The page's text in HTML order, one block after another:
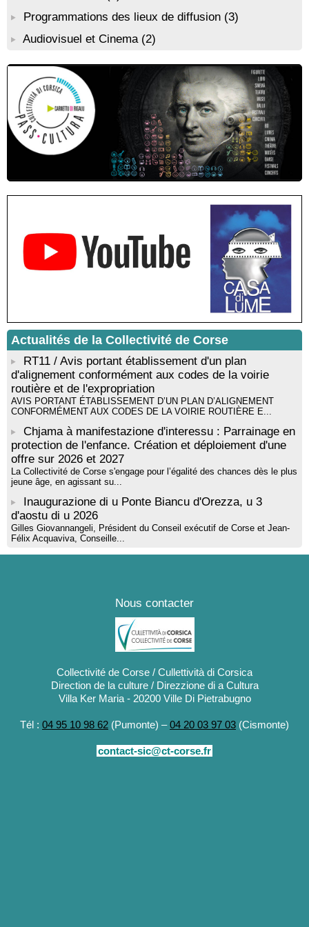
! Événement reporté ! Rencontre / dédicace avec l'auteure
Diane Egault autour de son livre “Memento vivere” - Mediateca
territuriale di Santa Lucia di Tallà
Conférence théâtralisée : "1943, le réveil de la Corse" animée
par Benjamin Casinelli - Salle A Scena - Santa Lucia di
Portivechju
Conférence théâtralisée : "Théodore, l’homme qui voulut être
roi des Corses" animée par Benjamin Casinelli - Salle du Conseil
municipal - Zonza
Conférence : "Pratiques magico-religieuses et rituels de
protection de la Corse agro-pastorale" animée par Jean-Jacques
Andreani - Bucugnà / Zonza
Residenza di scrittura di Angela Nicolai, Trà Corsica è
Sardegna - Mediateca di castagniccia Mare è monti - I Fulelli
Résidence d’écriture et de recherche de l’écrivaine Cécilia
Castelli - Institut Mémoires de l'Edition Contemporaine - Caen /
Médiathèque de Castagniccia Mare et Monti - I Fulelli
Rencontre / dédicace avec Lucrèce Luciani autour de son
livre « La ballade du pendu du Niolu» - Mediateca territuriale di
Mise en musique d’un livre jeunesse par Annik Meschinet,
musicienne pédagogue : Ateliers d’expression sonore, vocale,
Tallà
! Événement reporté ! Cycle de conférences peinture animé
par Alexandre Dominati - Mediateca territuriale di Santa Lucia di
Tallà
Biennale d’art contemporain de Bonifacio, portée par
l’organisation De Renava : "Nimu Dormi" - Bunifaziu
Programmations des lieux de diffusion (3)
Audiovisuel et Cinema (2)
Actualités de la Collectivité de Corse
RT11 / Avis portant établissement d'un plan
d'alignement conformément aux codes de la voirie
routière et de l'expropriation
AVIS PORTANT ÉTABLISSEMENT D’UN PLAN D’ALIGNEMENT
CONFORMÉMENT AUX CODES DE LA VOIRIE ROUTIÈRE E...
Chjama à manifestazione d'interessu : Parrainage en
protection de l'enfance. Création et déploiement d'une
offre sur 2026 et 2027
La Collectivité de Corse s'engage pour l’égalité des chances dès le plus
jeune âge, en agissant su...
Inaugurazione di u Ponte Biancu d'Orezza, u 3
d'aostu di u 2026
Gilles Giovannangeli, Président du Conseil exécutif de Corse et Jean-
Félix Acquaviva, Conseille...
Nous contacter
Collectivité de Corse / Cullettività di Corsica
Direction de la culture / Direzzione di a Cultura
Villa Ker Maria - 20200 Ville Di Pietrabugno
Tél : 04 95 10 98 62 (Pumonte) –04 20 03 97 03 (Cismonte)
contact-sic@ct-corse.fr